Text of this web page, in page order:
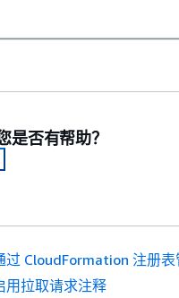
是否有帮助？
过 CloudFormation 注册表
用拉取请求注释